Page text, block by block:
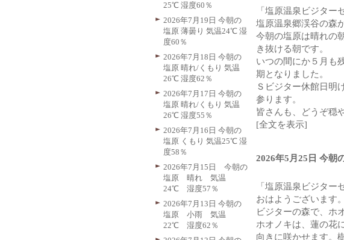
「塩原温泉ビジター
塩原温泉郷渓谷の森
今朝の塩原は晴れの
き抜ける朝です。
いつの間にか５月も
期となりました。
Ｓビジター休館日明
参ります。
皆さんも、どうぞ穏
[全文を表示]
2026年5月25日 今朝
「塩原温泉ビジター
おはようございます
ビジターの森で、ホ
ホオノキは、蓮の花
向きに咲かせます。
25℃ 湿度60％
2026年7月19日 今朝の
塩原 薄曇り 気温24℃ 湿
度60％
2026年7月18日 今朝の
塩原 晴れ/くもり 気温
26℃ 湿度62％
2026年7月17日 今朝の
塩原 晴れ/くもり 気温
26℃ 湿度55％
2026年7月16日 今朝の
塩原 くもり 気温25℃ 湿
度58％
2026年7月15日 今朝の
塩原 晴れ 気温
24℃ 湿度57％
2026年7月13日 今朝の
塩原 小雨 気温
22℃ 湿度62％